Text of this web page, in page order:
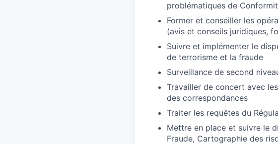
problématiques de
Former et conseiller les
(avis et conseils juridiques,
Suivre et implémenter le
de terrorisme et la fraude
Surveillance de second
Travailler de concert avec
des correspondances
Traiter les requêtes du
Mettre en place et suivre le
Fraude, Cartographie des